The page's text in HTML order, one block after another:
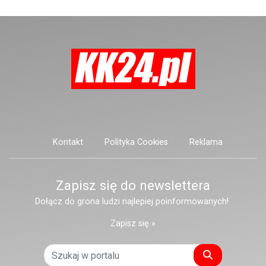
Kontakt Polityka Cookies Reklama
Zapisz się do newslettera
Dołącz do grona ludzi najlepiej poinformowanych!
Zapisz się »